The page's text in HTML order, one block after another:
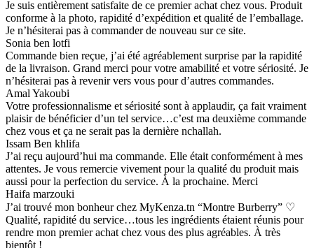
Je suis entièrement satisfaite de ce premier achat chez vous. Produit
conforme à la photo, rapidité d’expédition et qualité de l’emballage.
Je n’hésiterai pas à commander de nouveau sur ce site.
Sonia ben lotfi
Commande bien reçue, j’ai été agréablement surprise par la rapidité
de la livraison. Grand merci pour votre amabilité et votre sériosité. Je
n’hésiterai pas à revenir vers vous pour d’autres commandes.
Amal Yakoubi
Votre professionnalisme et sériosité sont à applaudir, ça fait vraiment
plaisir de bénéficier d’un tel service…c’est ma deuxième commande
chez vous et ça ne serait pas la dernière nchallah.
Issam Ben khlifa
J’ai reçu aujourd’hui ma commande. Elle était conformément à mes
attentes. Je vous remercie vivement pour la qualité du produit mais
aussi pour la perfection du service. À la prochaine. Merci
Haifa marzouki
J’ai trouvé mon bonheur chez MyKenza.tn “Montre Burberry” ♡
Qualité, rapidité du service…tous les ingrédients étaient réunis pour
rendre mon premier achat chez vous des plus agréables. À très
bientôt !